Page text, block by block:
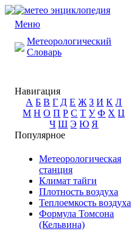
Меню
Метеорологический
Словарь
Навигация
А Б В Г Д Е Ж З И К Л
М Н О П Р С Т У Ф Х Ц
Ч Ш Э Ю Я
Популярное
Метеорологическая
станция
Климат тайги
Плотность воздуха
Теплоемкость воздуха
Формула Томсона
(Кельвина)